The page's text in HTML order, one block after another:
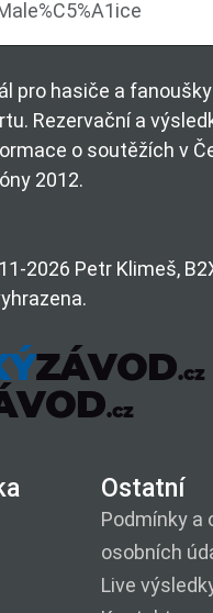
pro hasiče a
Rezervační a
o soutěžích v
2012.
2026 Petr Klimeš,
Ostatní
Podmínky a
osobních
Live